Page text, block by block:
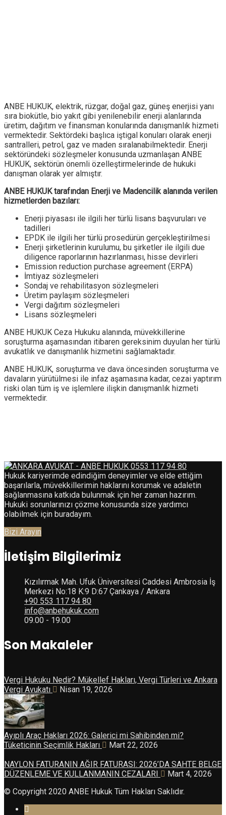
ANBE HUKUK, elektrik, rüzgar, doğal gaz, güneş enerjisi yanı
sıra biokütle, bio yakıt gibi yenilenebilir enerji alanlarında
üretim, dağıtım ve finansman konularında danışmanlık hizmeti
vermektedir. Sektördeki başlıca iştigal konuları olarak enerji
santralleri, petrol, gaz ve maden sıralanabilmektedir. Enerji
sektöründeki sözleşmeler konusunda uzmanlaşan ANBE
HUKUK, sektörün önemli özelleştirmelerinde de hukuki
danışman olarak yer almıştır.
ANBE HUKUK tarafından Enerji ve Madencilik alanında verilen
hizmetlerden bazıları:
Enerji piyasası ile ilgili her türlü lisans başvuruları ve
tadilleri
EPDK ile ilgili her türlü prosedürün gerçekleştirilmesi
Enerji şirketlerinin kurulumu, bu şirketler ile ilgili due
diligence raporlarının hazırlanması, hisse devirleri
Emission reduction purchase agreement (ERPA)
İmtiyaz sözleşmeleri
Sondaj ve rehabilitasyon sözleşmeleri
Üretim paylaşım sözleşmeleri
Vergi dağıtım sözleşmeleri
Lisans sözleşmeleri
ANBE HUKUK Ceza Hukuku alanında, müvekkillerine
soruşturma aşamasından itibaren gereksinim duyulan her türlü
avukatlık ve danışmanlık hizmetini sağlamaktadır.
ANBE HUKUK, soruşturma ve dava öncesinden soruşturma ve
davaların yürütülmesi ile infaz aşamasına kadar, cezai yaptırım
riski olan tüm iş ve işlemlere ilişkin danışmanlık hizmeti
vermektedir.
Hukuk kariyerimde edindiğim deneyimler ve elde ettiğim
başarılarla, müvekkillerimin haklarını korumak ve adaletin
sağlanmasına katkıda bulunmak için her zaman hazırım.
Hukuki sorunlarınızı çözme konusunda size yardımcı
olabilmek için buradayım.
Bizi Arayın
İletişim Bilgilerimiz
Kızılırmak Mah. Ufuk Üniversitesi Caddesi Ambrosia İş
Merkezi No:18 K:9 D:67 Çankaya / Ankara
+90 553 117 94 80
info@anbehukuk.com
09.00 - 19.00
Son Makaleler
Vergi Hukuku Nedir? Mükellef Hakları, Vergi Türleri ve Ankara
Vergi Avukatı
Nisan 19, 2026
Ayıplı Araç Hakları 2026: Galerici mi Sahibinden mi?
Tüketicinin Seçimlik Hakları
Mart 22, 2026
NAYLON FATURANIN AĞIR FATURASI: 2026’DA SAHTE BELGE
DÜZENLEME VE KULLANMANIN CEZALARI
Mart 4, 2026
© Copyright 2020 ANBE Hukuk Tüm Hakları Saklıdır.